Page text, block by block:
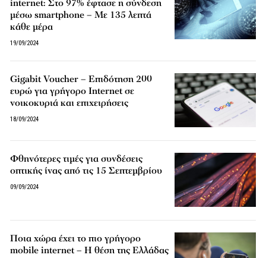
internet: Στο 97% έφτασε η σύνδεση
μέσω smartphone – Με 135 λεπτά
κάθε μέρα
19/09/2024
Gigabit Voucher – Επιδότηση 200
ευρώ για γρήγορο Internet σε
νοικοκυριά και επιχειρήσεις
18/09/2024
Φθηνότερες τιμές για συνδέσεις
οπτικής ίνας από τις 15 Σεπτεμβρίου
09/09/2024
Ποια χώρα έχει το πιο γρήγορο
mobile internet – Η θέση της Ελλάδας